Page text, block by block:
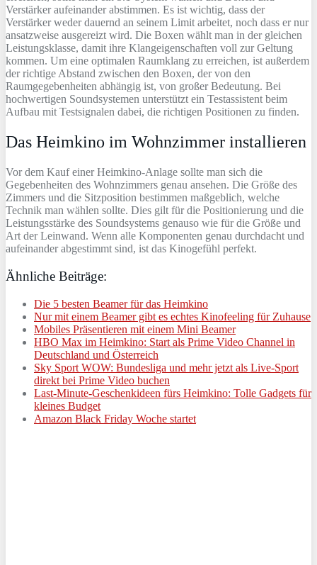
Verstärker aufeinander abstimmen. Es ist wichtig, dass der
Verstärker weder dauernd an seinem Limit arbeitet, noch dass er nur
ansatzweise ausgereizt wird. Die Boxen wählt man in der gleichen
Leistungsklasse, damit ihre Klangeigenschaften voll zur Geltung
kommen. Um eine optimalen Raumklang zu erreichen, ist außerdem
der richtige Abstand zwischen den Boxen, der von den
Raumgegebenheiten abhängig ist, von großer Bedeutung. Bei
hochwertigen Soundsystemen unterstützt ein Testassistent beim
Aufbau mit Testsignalen dabei, die richtigen Positionen zu finden.
Das Heimkino im Wohnzimmer installieren
Vor dem Kauf einer Heimkino-Anlage sollte man sich die
Gegebenheiten des Wohnzimmers genau ansehen. Die Größe des
Zimmers und die Sitzposition bestimmen maßgeblich, welche
Technik man wählen sollte. Dies gilt für die Positionierung und die
Leistungsstärke des Soundsystems genauso wie für die Größe und
Art der Leinwand. Wenn alle Komponenten genau durchdacht und
aufeinander abgestimmt sind, ist das Kinogefühl perfekt.
Ähnliche Beiträge:
Die 5 besten Beamer für das Heimkino
Nur mit einem Beamer gibt es echtes Kinofeeling für Zuhause
Mobiles Präsentieren mit einem Mini Beamer
HBO Max im Heimkino: Start als Prime Video Channel in
Deutschland und Österreich
Sky Sport WOW: Bundesliga und mehr jetzt als Live-Sport
direkt bei Prime Video buchen
Last-Minute-Geschenkideen fürs Heimkino: Tolle Gadgets für
kleines Budget
Amazon Black Friday Woche startet